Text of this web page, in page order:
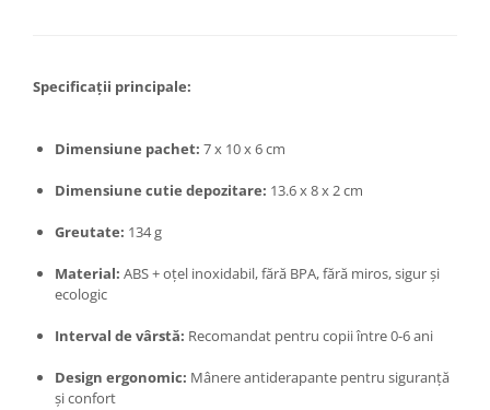
Zdrobitoare electrice
Zdrobitoare manuale
Masini de cusut si accesorii
Suflante si aspiratoare exterior
Stropitori
Specificații principale:
Dimensiune pachet: 7 x 10 x 6 cm
Dimensiune cutie depozitare: 13.6 x 8 x 2 cm
Greutate: 134 g
Material: ABS + oțel inoxidabil, fără BPA, fără miros, sigur și
ecologic
Interval de vârstă: Recomandat pentru copii între 0-6 ani
Design ergonomic: Mânere antiderapante pentru siguranță
și confort